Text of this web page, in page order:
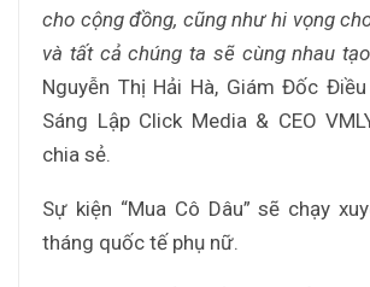
cho cộng đồng, cũng như hi vọng
và tất cả chúng ta sẽ cùng nhau
Nguyễn Thị Hải Hà, Giám Đốc
Sáng Lập Click Media & CEO
chia sẻ.
Sự kiện “Mua Cô Dâu” sẽ chạy
tháng quốc tế phụ nữ.